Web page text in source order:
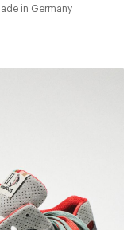
in Germany